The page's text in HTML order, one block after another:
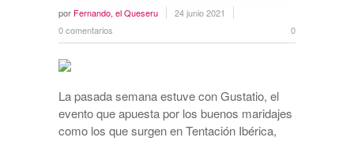
por Fernando, el Queseru
24 junio 2021
0 comentarios
0
La pasada semana estuve con Gustatio, el
evento que apuesta por los buenos maridajes
como los que surgen en Tentación Ibérica,